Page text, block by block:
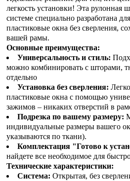
легкость установки! Эта рулонная
системе специально разработана
пластиковые окна без сверления,
вашей рамы.
Основные преимущества:
Универсальность и стиль:
можно комбинировать с шторами,
отдельно
Установка без сверления:
пластиковые окна с помощью
зажимов – никаких отверстий в
Подрезка по вашему размеру:
индивидуальные размеры вашего
указываются по ткани).
Комплектация "Готово к
найдете все необходимое для
Технические характеристики:
Система: Открытая, без